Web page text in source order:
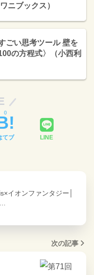
ニブックス）
ごい思考ツール 壁を
の方程式〉（小西利
てブ
0
LINE
イオンファンタジー│
次の記事